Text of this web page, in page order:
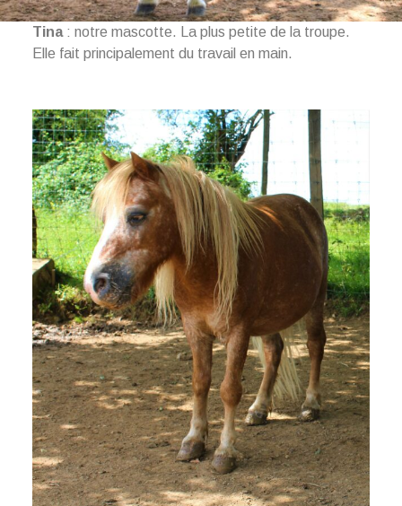
Tina : notre mascotte. La plus petite de la troupe.
Elle fait principalement du travail en main.